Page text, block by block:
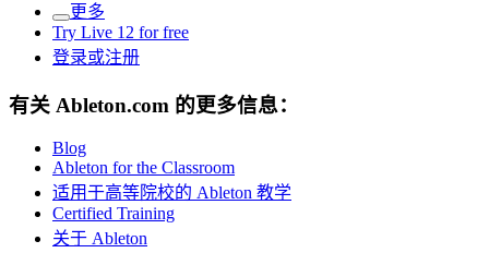
更多
Try Live 12 for free
登录或注册
有关 Ableton.com 的更多信息：
Blog
Ableton for the Classroom
适用于高等院校的 Ableton 教学
Certified Training
关于 Ableton